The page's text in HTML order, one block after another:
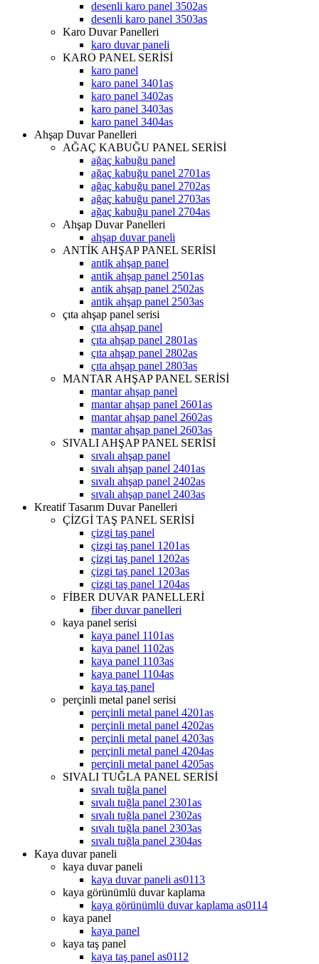
desenli karo panel 3502as
desenli karo panel 3503as
Karo Duvar Panelleri
karo duvar paneli
KARO PANEL SERİSİ
karo panel
karo panel 3401as
karo panel 3402as
karo panel 3403as
karo panel 3404as
Ahşap Duvar Panelleri
AĞAÇ KABUĞU PANEL SERİSİ
ağaç kabuğu panel
ağaç kabuğu panel 2701as
ağaç kabuğu panel 2702as
ağaç kabuğu panel 2703as
ağaç kabuğu panel 2704as
Ahşap Duvar Panelleri
ahşap duvar paneli
ANTİK AHŞAP PANEL SERİSİ
antik ahşap panel
antik ahşap panel 2501as
antik ahşap panel 2502as
antik ahşap panel 2503as
çıta ahşap panel serisi
çıta ahşap panel
çıta ahşap panel 2801as
çıta ahşap panel 2802as
çıta ahşap panel 2803as
MANTAR AHŞAP PANEL SERİSİ
mantar ahşap panel
mantar ahşap panel 2601as
mantar ahşap panel 2602as
mantar ahşap panel 2603as
SIVALI AHŞAP PANEL SERİSİ
sıvalı ahşap panel
sıvalı ahşap panel 2401as
sıvalı ahşap panel 2402as
sıvalı ahşap panel 2403as
Kreatif Tasarım Duvar Panelleri
ÇİZGİ TAŞ PANEL SERİSİ
çizgi taş panel
çizgi taş panel 1201as
çizgi taş panel 1202as
çizgi taş panel 1203as
çizgi taş panel 1204as
FİBER DUVAR PANELLERİ
fiber duvar panelleri
kaya panel serisi
kaya panel 1101as
kaya panel 1102as
kaya panel 1103as
kaya panel 1104as
kaya taş panel
perçinli metal panel serisi
perçinli metal panel 4201as
perçinli metal panel 4202as
perçinli metal panel 4203as
perçinli metal panel 4204as
perçinli metal panel 4205as
SIVALI TUĞLA PANEL SERİSİ
sıvalı tuğla panel
sıvalı tuğla panel 2301as
sıvalı tuğla panel 2302as
sıvalı tuğla panel 2303as
sıvalı tuğla panel 2304as
Kaya duvar paneli
kaya duvar paneli
kaya duvar paneli as0113
kaya görünümlü duvar kaplama
kaya görünümlü duvar kaplama as0114
kaya panel
kaya panel
kaya taş panel
kaya taş panel as0112